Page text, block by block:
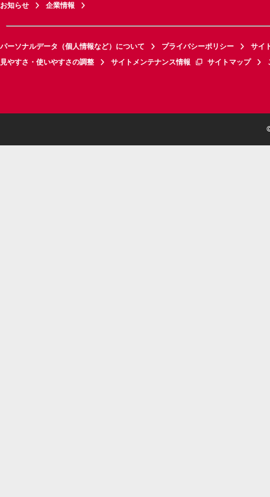
お知らせ 企業情報
パーソナルデータ（個人情報など）について プライバシーポリシー
サイ
見やすさ・使いやすさの調整
サイトメンテナンス情報 サイトマップ